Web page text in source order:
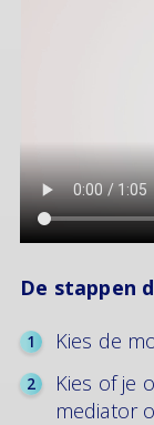
De stappen
Kies de
Kies of je
mediator